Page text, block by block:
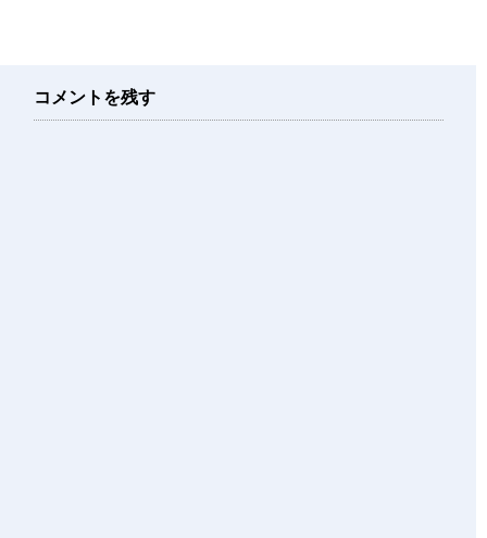
コメントを残す